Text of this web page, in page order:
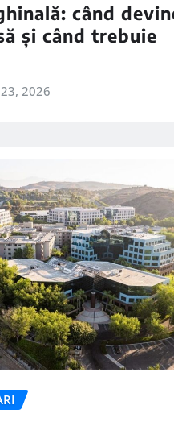
când
și când trebuie
2026